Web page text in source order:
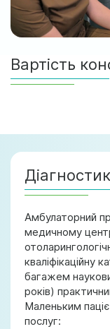
Вартість
Амбулаторний
медичному
кваліфікаційну
багажем
років)
Маленьким
послуг: